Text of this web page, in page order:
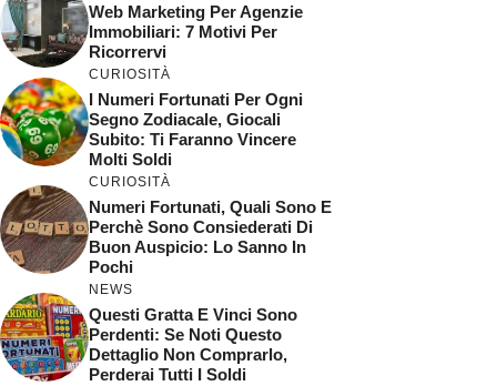
Web Marketing Per Agenzie
Immobiliari: 7 Motivi Per
Ricorrervi
CURIOSITÀ
I Numeri Fortunati Per Ogni
Segno Zodiacale, Giocali
Subito: Ti Faranno Vincere
Molti Soldi
CURIOSITÀ
Numeri Fortunati, Quali Sono E
Perchè Sono Consiederati Di
Buon Auspicio: Lo Sanno In
Pochi
NEWS
Questi Gratta E Vinci Sono
Perdenti: Se Noti Questo
Dettaglio Non Comprarlo,
Perderai Tutti I Soldi